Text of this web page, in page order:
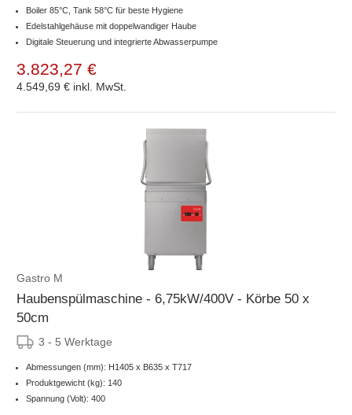
Boiler 85°C, Tank 58°C für beste Hygiene
Edelstahlgehäuse mit doppelwandiger Haube
Digitale Steuerung und integrierte Abwasserpumpe
3.823,27 €
4.549,69 € inkl. MwSt.
Gastro M
Haubenspülmaschine - 6,75kW/400V - Körbe 50 x
50cm
3 - 5 Werktage
Abmessungen (mm): H1405 x B635 x T717
Produktgewicht (kg): 140
Spannung (Volt): 400